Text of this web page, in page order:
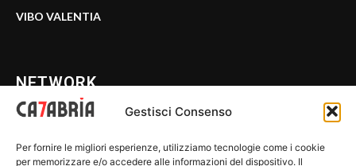
Gestisci Consenso
Per fornire le migliori esperienze, utilizziamo tecnologie come i cookie
per memorizzare e/o accedere alle informazioni del dispositivo. Il
VIBO VALENTIA
NETWORK
WE CALABRIA